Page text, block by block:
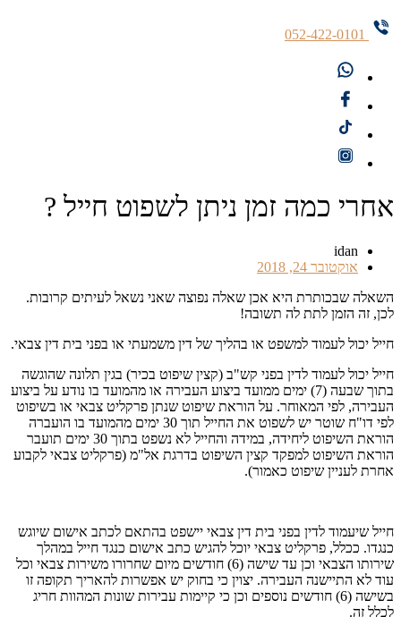
052-422-0101
אחרי כמה זמן ניתן לשפוט חייל ?
idan
אוקטובר 24, 2018
השאלה שבכותרת היא אכן שאלה נפוצה שאני נשאל לעיתים קרובות.
לכן, זה הזמן לתת לה תשובה!
חייל יכול לעמוד למשפט או בהליך של דין משמעתי או בפני בית דין צבאי.
חייל יכול לעמוד לדין בפני קש"ב (קצין שיפוט בכיר) בגין תלונה שהוגשה
בתוך שבעה (7) ימים ממועד ביצוע העבירה או מהמועד בו נודע על ביצוע
העבירה, לפי המאוחר. על הוראת שיפוט שנתן פרקליט צבאי או בשיפוט
לפי דו"ח שוטר יש לשפוט את החייל תוך 30 ימים מהמועד בו הועברה
הוראת השיפוט ליחידה, במידה והחייל לא נשפט בתוך 30 ימים תועבר
הוראת השיפוט למפקד קצין השיפוט בדרגת אל"מ (פרקליט צבאי לקבוע
אחרת לעניין שיפוט כאמור).
חייל שיעמוד לדין בפני בית דין צבאי יישפט בהתאם לכתב אישום שיוגש
כנגדו. ככלל, פרקליט צבאי יוכל להגיש כתב אישום כנגד חייל במהלך
שירותו הצבאי וכן עד שישה (6) חודשים מיום שחרורו משירות צבאי וכל
עוד לא התיישנה העבירה. יצוין כי בחוק יש אפשרות להאריך תקופה זו
בשישה (6) חודשים נוספים וכן כי קיימות עבירות שונות המהוות חריג
לכלל זה.